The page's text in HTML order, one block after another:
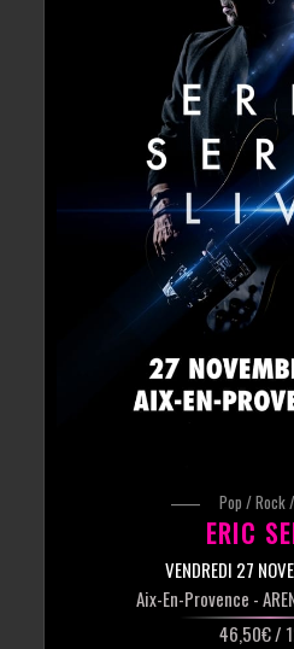
Pop / Rock
ERIC
VENDREDI 27
Aix-En-Provence -
46,50€ /